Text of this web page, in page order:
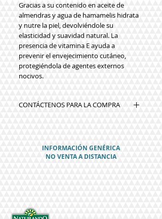
Gracias a su contenido en aceite de
almendrasyagua de hamamelis hidrata
y nutre la piel, devolviéndole su
elasticidad y suavidad natural. La
presencia devitamina Eayuda a
prevenir el envejecimiento cutáneo,
protegiéndola de agentes externos
nocivos.
CONTÁCTENOS PARA LA COMPRA
INFORMACIÓN GENÉRICA
NO VENTA A DISTANCIA